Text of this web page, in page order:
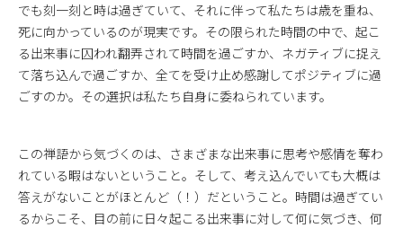
でも刻一刻と時は過ぎていて、それに伴って私たちは歳を重ね、
死に向かっているのが現実です。その限られた時間の中で、起こ
る出来事に囚われ翻弄されて時間を過ごすか、ネガティブに捉え
て落ち込んで過ごすか、全てを受け止め感謝してポジティブに過
ごすのか。その選択は私たち自身に委ねられています。
この禅語から気づくのは、さまざまな出来事に思考や感情を奪わ
れている暇はないということ。そして、考え込んでいても大概は
答えがないことがほとんど（！）だということ。時間は過ぎてい
るからこそ、目の前に日々起こる出来事に対して何に気づき、何